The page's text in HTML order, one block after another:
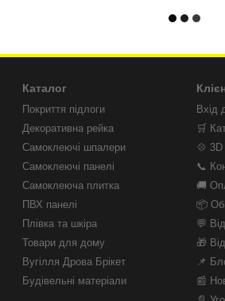
Каталог
Покриття підлоги
Декоративна рейка
Самоклеючі шпалери
Самоклеючі панелі
Самоклеюча плитка
ПВХ панелі
Плівка та шкіра
Товари для дому
Вугілля Дрова Брікет
Будівельні матеріали
Вхід
🛒
💠 3D
📞
🚚
📦
💬
🎁
📌
📰